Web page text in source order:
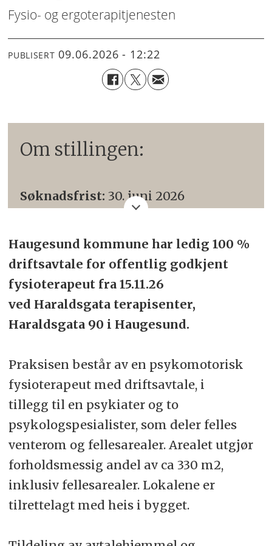
Fysio- og ergoterapitjenesten
PUBLISERT 09.06.2026 - 12:22
Om stillingen:
Søknadsfrist: 30. juni 2026
Avdelingsleder
Kristian Grinna Austreim
tlf 954 73 923
Søk på stillingen
Haugesund kommune har ledig 100 %
driftsavtale for offentlig godkjent
fysioterapeut fra 15.11.26
ved Haraldsgata terapisenter,
Haraldsgata 90 i Haugesund.
Praksisen består av en psykomotorisk
fysioterapeut med driftsavtale, i
tillegg til en psykiater og to
psykologspesialister, som deler felles
venterom og fellesarealer. Arealet utgjør
forholdsmessig andel av ca 330 m2,
inklusiv fellesarealer. Lokalene er
tilrettelagt med heis i bygget.